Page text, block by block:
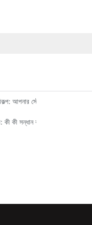
আপনার স্টোরেজের চাহিদা অনুযায়ী
কী কী সন্ধান করবেন